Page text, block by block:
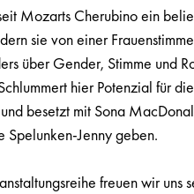
Mozarts Cherubino ein
sie von einer
über Gender, Stimme und
hier Potenzial für
besetzt mit Sona
Jenny geben.
freuen wir uns